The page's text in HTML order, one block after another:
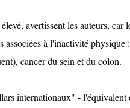
avertissent les auteurs, car
associées à l'inactivité physique
cancer du sein et du colon.
internationaux" - l'équivalent